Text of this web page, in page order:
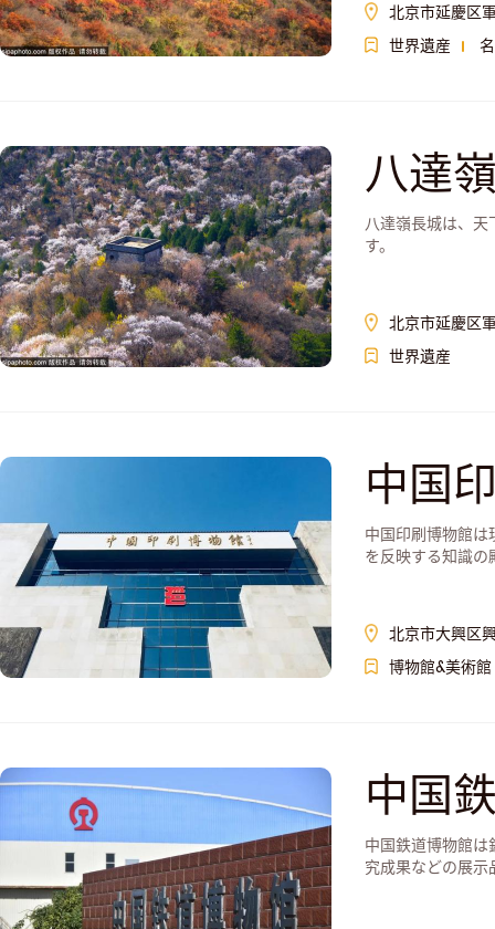
北京市延慶区
世界遺産
八達
八達嶺長城は、天
す。
北京市延慶区
世界遺産
中国
中国印刷博物館
を反映する知識
北京市大興区
博物館&美術館
中国
中国鉄道博物館
究成果などの展